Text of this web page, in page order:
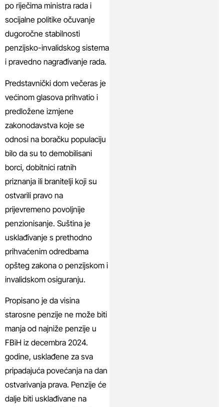
po riječima ministra rada i
socijalne politike očuvanje
dugoročne stabilnosti
penzijsko-invalidskog sistema
i pravedno nagrađivanje rada.
Predstavnički dom večeras je
većinom glasova prihvatio i
predložene izmjene
zakonodavstva koje se
odnosi na boračku populaciju
bilo da su to demobilisani
borci, dobitnici ratnih
priznanja ili branitelji koji su
ostvarili pravo na
prijevremeno povoljnije
penzionisanje. Suština je
usklađivanje s prethodno
prihvaćenim odredbama
opšteg zakona o penzijskom i
invalidskom osiguranju.
Propisano je da visina
starosne penzije ne može biti
manja od najniže penzije u
FBiH iz decembra 2024.
godine, usklađene za sva
pripadajuća povećanja na dan
ostvarivanja prava. Penzije će
dalje biti usklađivane na